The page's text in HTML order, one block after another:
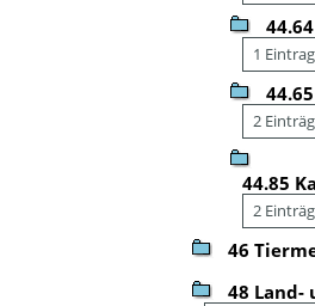
1 Eintrag
2
44.85
2
46
48 Land-